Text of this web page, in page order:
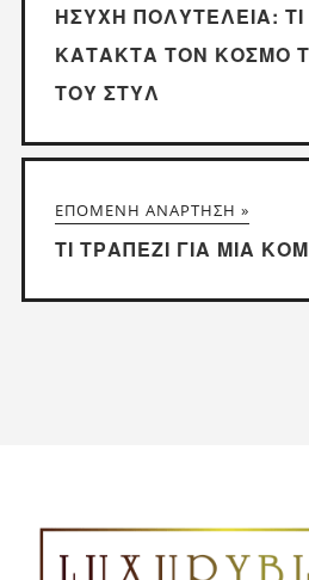
ΉΣΥΧΗ ΠΟΛΥΤΈΛΕΙΑ: ΤΙ
ΚΑΤΑΚΤΆ ΤΟΝ ΚΌΣΜΟ
ΤΟΥ ΣΤΥΛ
ΕΠΌΜΕΝΗ ΑΝΆΡΤΗΣΗ »
ΤΙ ΤΡΑΠΈΖΙ ΓΙΑ ΜΙΑ